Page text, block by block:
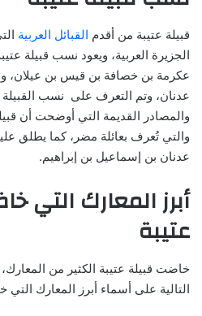
قبيلة عتيبة من أقدم القبائل العربية
الجزيرة العربية، ويعود نسب قبيلة
عكرمة بن خصافة بن قيس بن عيلان،
عدنان، وتم التعرف على نسب
والمصادر القديمة التي أوضحت أن
والتي تُعرف بعائلة مضر، كما يطلق
عدنان بن إسماعيل بن إبراهيم.
أبرز المعارك التي
عتيبة
خاضت قبيلة عتيبة الكثير من
التالية على أسماء أبرز المعارك التي